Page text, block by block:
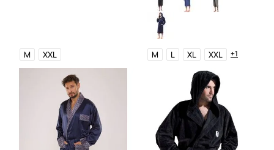
M XXL M L XL XXL +1